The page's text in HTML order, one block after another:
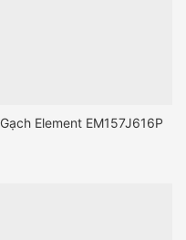
Gạch Element EM157J616P